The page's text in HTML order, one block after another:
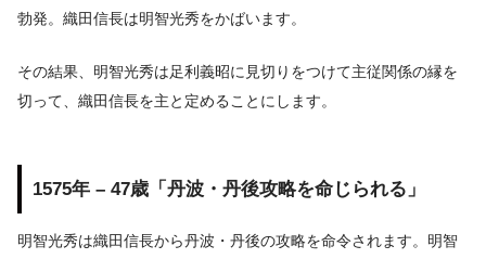
勃発。織田信長は明智光秀をかばいます。
その結果、明智光秀は足利義昭に見切りをつけて主従関係の縁を
切って、織田信長を主と定めることにします。
1575年 – 47歳「丹波・丹後攻略を命じられる」
明智光秀は織田信長から丹波・丹後の攻略を命令されます。明智